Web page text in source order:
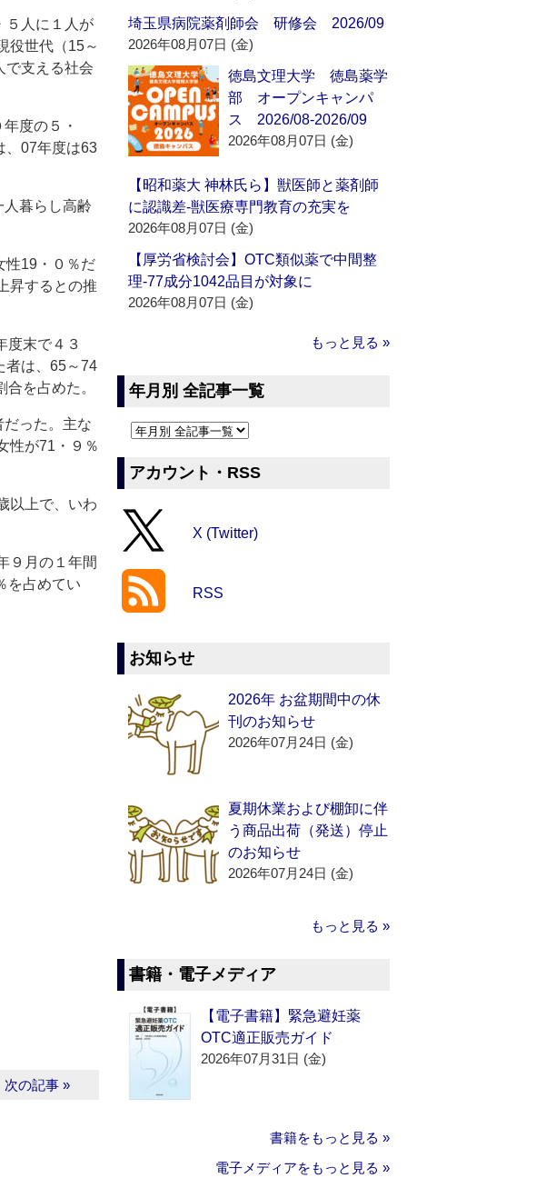
５人に１人が
役世代（15～
で支える社会
度の５・
、07年度は63
暮らし高齢
性19・０％だ
昇するとの推
度末で４３
者は、65～74
を占めた。
った。主な
性が71・９％
以上で、いわ
９月の１年間
を占めてい
次の記事 »
埼玉県病院薬剤師会 研修会 2026/09
2026年08月07日 (金)
徳島文理大学 徳島薬学
部 オープンキャンパ
ス 2026/08-2026/09
2026年08月07日 (金)
【昭和薬大 神林氏ら】獣医師と薬剤師
に認識差‐獣医療専門教育の充実を
2026年08月07日 (金)
【厚労省検討会】OTC類似薬で中間整
理‐77成分1042品目が対象に
2026年08月07日 (金)
もっと見る »
年月別 全記事一覧
アカウント・RSS
X (Twitter)
RSS
お知らせ
2026年 お盆期間中の休
刊のお知らせ
2026年07月24日 (金)
夏期休業および棚卸に伴
う商品出荷（発送）停止
のお知らせ
2026年07月24日 (金)
もっと見る »
書籍・電子メディア
【電子書籍】緊急避妊薬
OTC適正販売ガイド
2026年07月31日 (金)
書籍をもっと見る »
電子メディアをもっと見る »